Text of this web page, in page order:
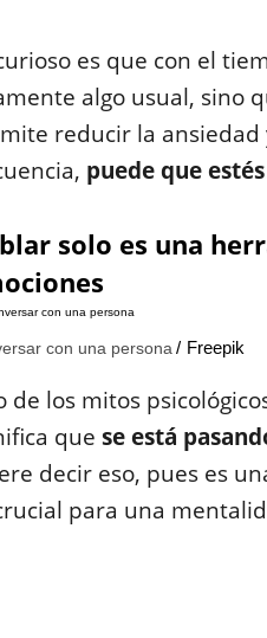
es que con el
algo usual, sino
reducir la ansiedad
puede que
solo es una
con una persona Freepik
de los mitos
que se está
decir eso, pues es
para una